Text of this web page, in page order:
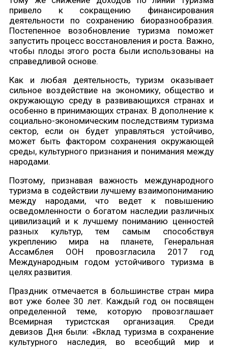
привело к сокращению финансирования
деятельности по сохранению биоразнообразия.
Постепенное возобновление туризма поможет
запустить процесс восстановления и роста. Важно,
чтобы плоды этого роста были использованы на
справедливой основе.
Как и любая деятельность, туризм оказывает
сильное воздействие на экономику, общество и
окружающую среду в развивающихся странах и
особенно в принимающих странах. В дополнение к
социально-экономическим последствиям туризма
сектор, если он будет управляться устойчиво,
может быть фактором сохранения окружающей
среды, культурного признания и понимания между
народами.
Поэтому, признавая важность международного
туризма в содействии лучшему взаимопониманию
между народами, что ведет к повышению
осведомленности о богатом наследии различных
цивилизаций и к лучшему пониманию ценностей
разных культур, тем самым способствуя
укреплению мира на планете, Генеральная
Ассамблея ООН провозгласила 2017 год
Международным годом устойчивого туризма в
целях развития.
Праздник отмечается в большинстве стран мира
вот уже более 30 лет. Каждый год он посвящен
определенной теме, которую провозглашает
Всемирная туристская организация. Среди
девизов Дня были: «Вклад туризма в сохранение
культурного наследия, во всеобщий мир и